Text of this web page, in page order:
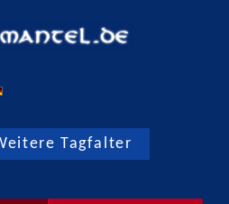
Tagfalter